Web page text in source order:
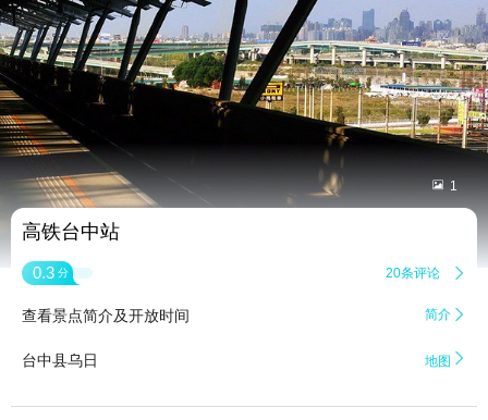
 1
高铁台中站
0.3 分 20条评论 
查看景点简介及开放时间 简介 
台中县乌日 地图 
